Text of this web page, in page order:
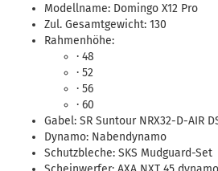
Modellname: Domingo X12 Pro
Zul. Gesamtgewicht: 130
Rahmenhöhe:
· 48
· 52
· 56
· 60
Gabel: SR Suntour NRX32-D-AIR
Dynamo: Nabendynamo
Schutzbleche: SKS Mudguard-Set